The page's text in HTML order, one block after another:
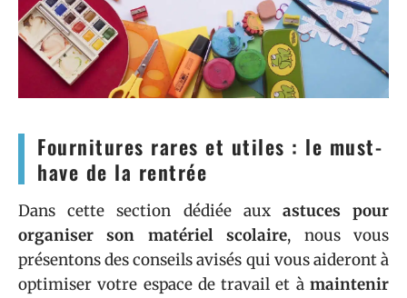
Fournitures rares et utiles : le must-
have de la rentrée
Dans cette section dédiée aux astuces pour
organiser son matériel scolaire, nous vous
présentons des conseils avisés qui vous aideront à
optimiser votre espace de travail et à maintenir